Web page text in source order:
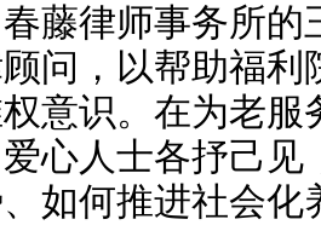
藤律师事务所的
问，以帮助福利
意识。在为老服
心人士各抒己见
如何推进社会化